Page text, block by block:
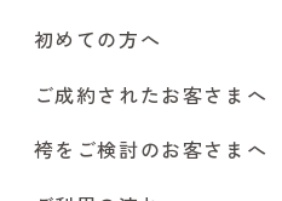
初めての方へ
ご成約されたお客さまへ
袴をご検討のお客さまへ